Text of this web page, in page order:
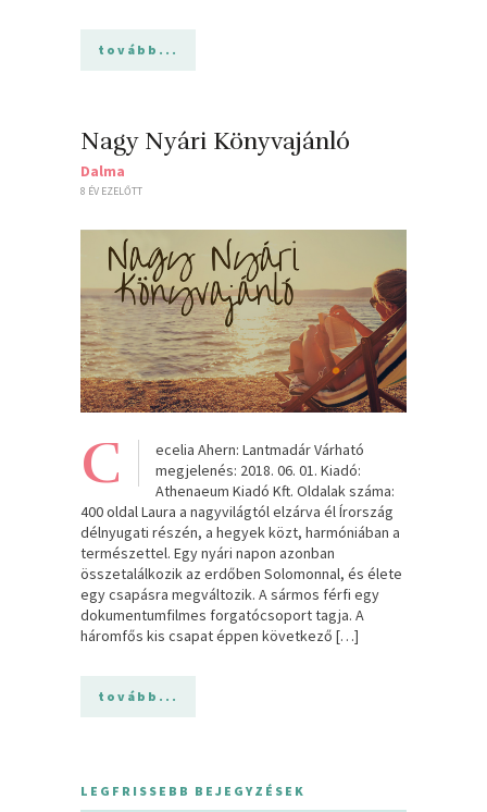
tovább...
Nagy Nyári Könyvajánló
Dalma
8 ÉV EZELŐTT
C
ecelia Ahern: Lantmadár Várható
megjelenés: 2018. 06. 01. Kiadó:
Athenaeum Kiadó Kft. Oldalak száma:
400 oldal Laura a nagyvilágtól elzárva él Írország
délnyugati részén, a hegyek közt, harmóniában a
természettel. Egy nyári napon azonban
összetalálkozik az erdőben Solomonnal, és élete
egy csapásra megváltozik. A sármos férfi egy
dokumentumfilmes forgatócsoport tagja. A
háromfős kis csapat éppen következő […]
tovább...
LEGFRISSEBB BEJEGYZÉSEK